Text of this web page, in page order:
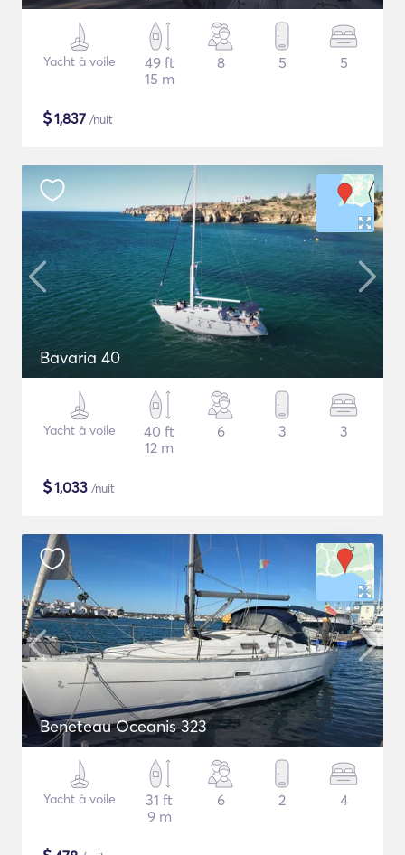
Yacht à voile
49 ft
15 m
8 5 5
$1,837 /nuit
Bavaria 40
Yacht à voile
40 ft
12 m
6 3 3
$1,033 /nuit
Beneteau Oceanis 323
Yacht à voile
31 ft
9 m
6 2 4